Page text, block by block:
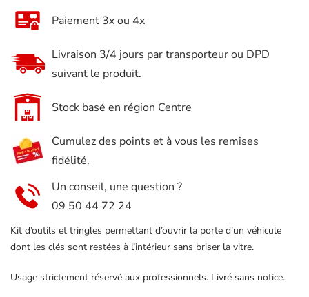
Kit
d'outils
ouverture
portes
JBM
53230
Paiement 3x ou 4x
Livraison 3/4 jours par transporteur ou DPD
suivant le produit.
Stock basé en région Centre
Cumulez des points et à vous les remises
fidélité.
Un conseil, une question ?
09 50 44 72 24
Kit d’outils et tringles permettant d’ouvrir la porte d’un véhicule
dont les clés sont restées à l’intérieur sans briser la vitre.
Usage strictement réservé aux professionnels. Livré sans notice.